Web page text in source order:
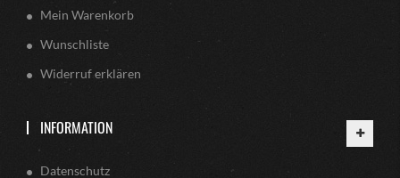
Mein Warenkorb
Wunschliste
Widerruf erklären
INFORMATION
Datenschutz